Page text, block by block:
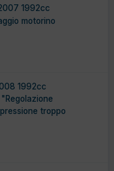
1992cc
motorino
1992cc
troppo